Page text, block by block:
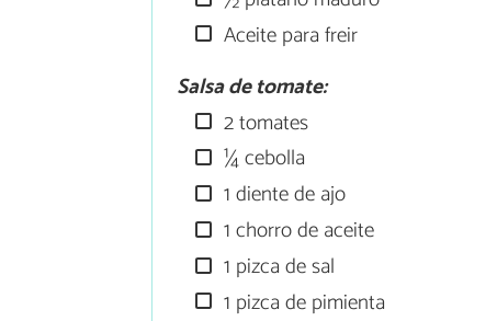
Aceite para freir
Salsa de tomate:
2 tomates
¼ cebolla
1 diente de ajo
1 chorro de aceite
1 pizca de sal
1 pizca de pimienta